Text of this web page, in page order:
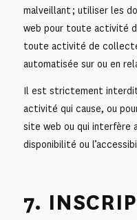
malveillant ; utiliser les
web pour toute activité
toute activité de
automatisée sur ou en
Il est strictement
activité qui cause, ou
site web ou qui interfère
disponibilité ou
7.